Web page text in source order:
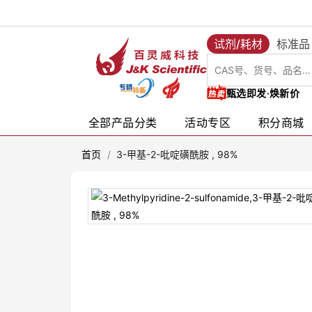
试剂/耗材 标准品
甄选即发·焕新价
全部产品分类 活动专区 积分商城
首页 / 3-甲基-2-吡啶磺酰胺 , 98%